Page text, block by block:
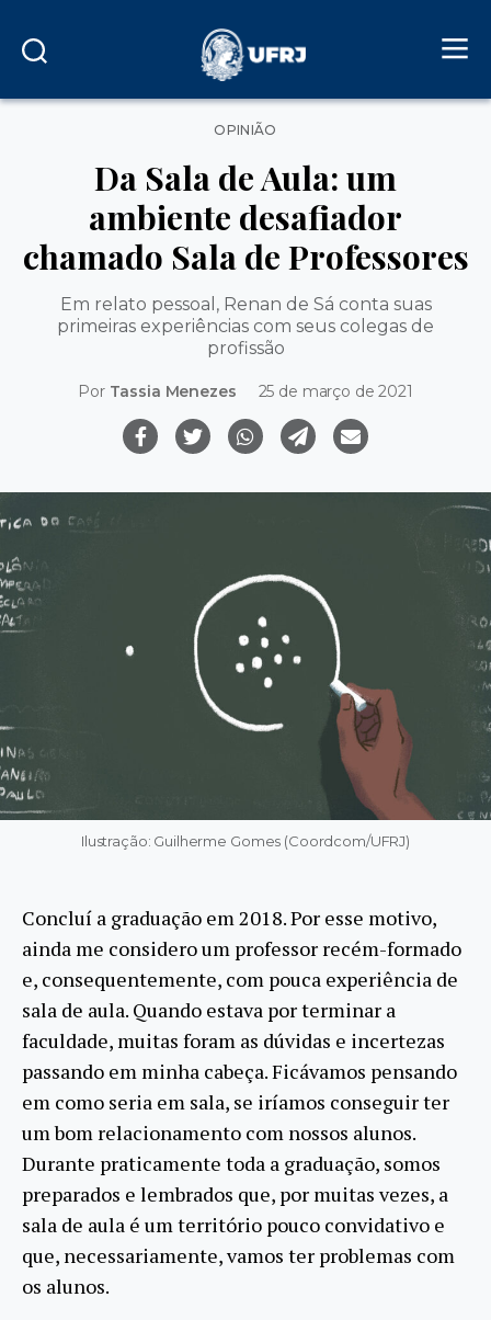
Categorias
OPINIÃO
Da Sala de Aula: um
ambiente desafiador
chamado Sala de Professores
Em relato pessoal, Renan de Sá conta suas
primeiras experiências com seus colegas de
profissão
Por Tassia Menezes 25 de março de 2021
Ilustração: Guilherme Gomes (Coordcom/UFRJ)
Concluí a graduação em 2018. Por esse motivo,
ainda me considero um professor recém-formado
e, consequentemente, com pouca experiência de
sala de aula. Quando estava por terminar a
faculdade, muitas foram as dúvidas e incertezas
passando em minha cabeça. Ficávamos pensando
em como seria em sala, se iríamos conseguir ter
um bom relacionamento com nossos alunos.
Durante praticamente toda a graduação, somos
preparados e lembrados que, por muitas vezes, a
sala de aula é um território pouco convidativo e
que, necessariamente, vamos ter problemas com
os alunos.